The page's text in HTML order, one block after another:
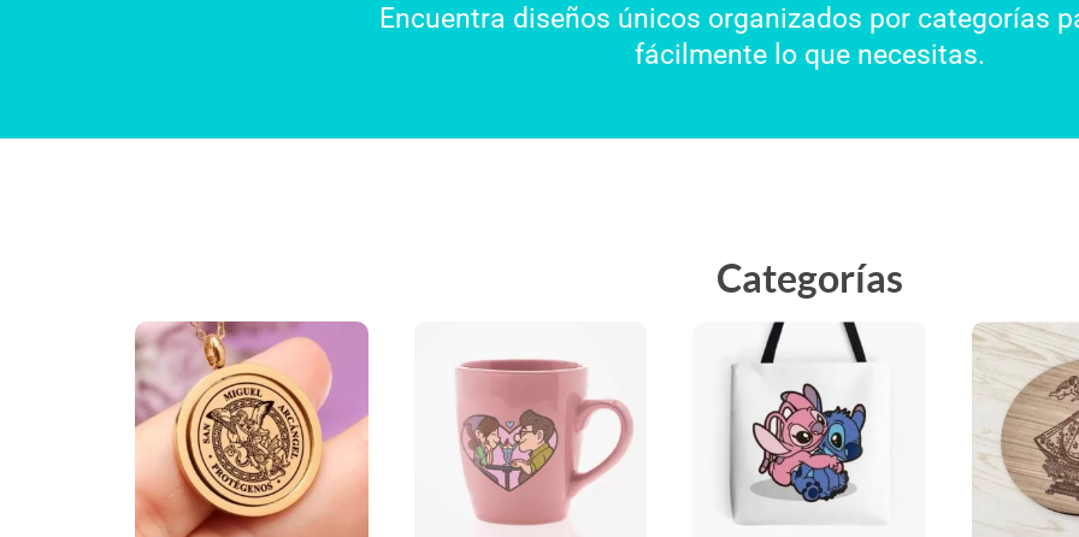
Encuentra diseños únicos organizados por categorías
fácilmente lo que necesitas.
Categorías